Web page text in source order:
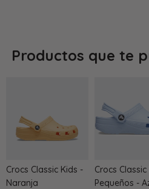
Productos que te
Crocs Classic Kids -
Naranja
Crocs Classic
Pequeños -